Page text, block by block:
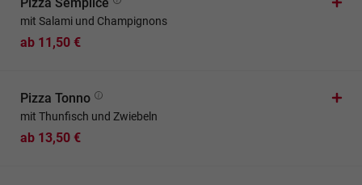
mit Salami und Champignons
ab 11,50 €
Pizza Tonno
mit Thunfisch und Zwiebeln
ab 13,50 €